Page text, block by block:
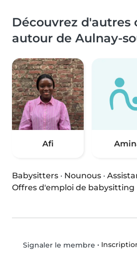
Découvrez d'autres
autour de Aulnay-
Afi
Babysitters · Nounous ·
Offres d'emploi de babysitting
Signaler le membre •